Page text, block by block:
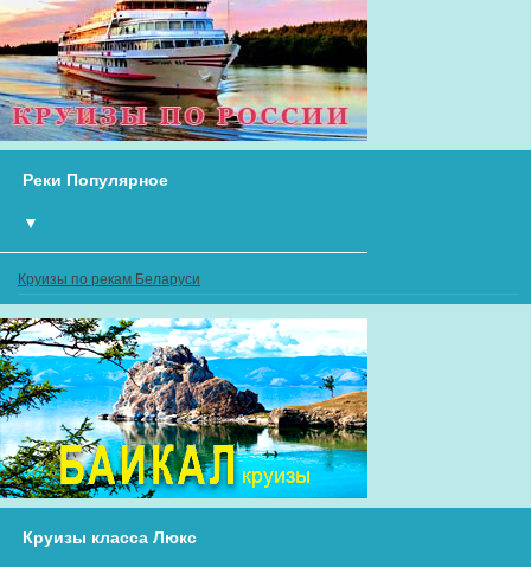
Реки Популярное
▼
Круизы по рекам Беларуси
Круизы класса Люкс